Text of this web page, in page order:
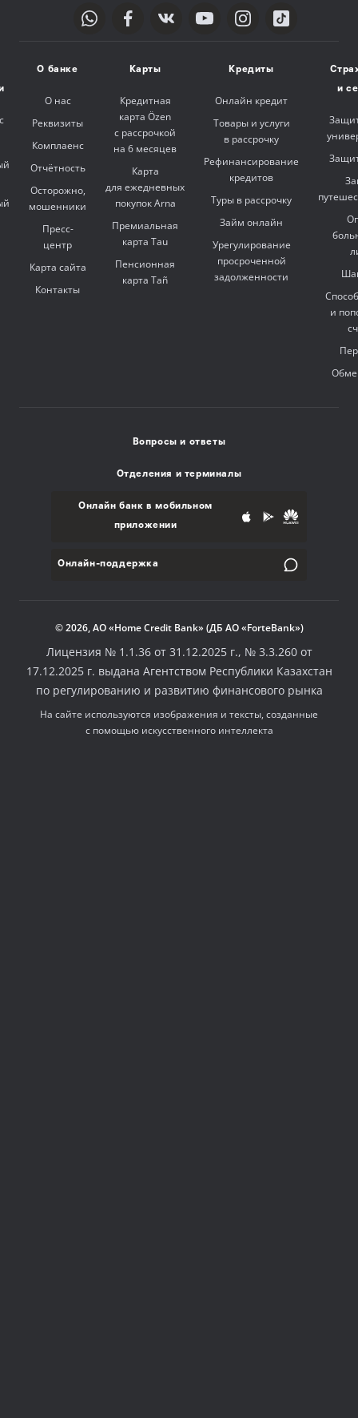
О банке
О нас
Реквизиты
Комплаенс
Отчётность
Осторожно,
мошенники
Пресс-
центр
Карта сайта
Контакты
Карты
Кредитная
карта Özen
с рассрочкой
на 6 месяцев
Карта
для ежедневных
покупок Arna
Премиальная
карта Tau
Пенсионная
карта Tañ
Кредиты
Онлайн кредит
Товары и услуги
в рассрочку
Рефинансирование
кредитов
Туры в рассрочку
Займ онлайн
Урегулирование
просроченной
задолженности
и
и
Вопросы и ответы
Отделения и терминалы
Онлайн банк в мобильном
приложении
Онлайн-поддержка
© 2026, АО «Home Credit Bank» (ДБ АО «ForteBank»)
Лицензия № 1.1.36 от 31.12.2025 г., № 3.3.260 от
17.12.2025 г. выдана Агентством Республики Казахстан
по регулированию и развитию финансового рынка
На сайте используются изображения и тексты, созданные
с помощью искусственного интеллекта